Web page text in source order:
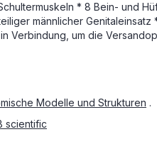
* 8 Bein- und
männlicher
Verbindung, um die
Modelle und Strukturen .
scientific